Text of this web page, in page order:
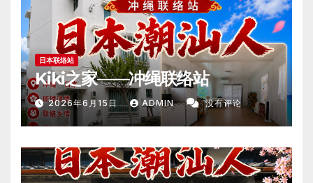
日本联络站
Kiki之家——冲绳联络站
2026年6月15日 ADMIN 没有评论